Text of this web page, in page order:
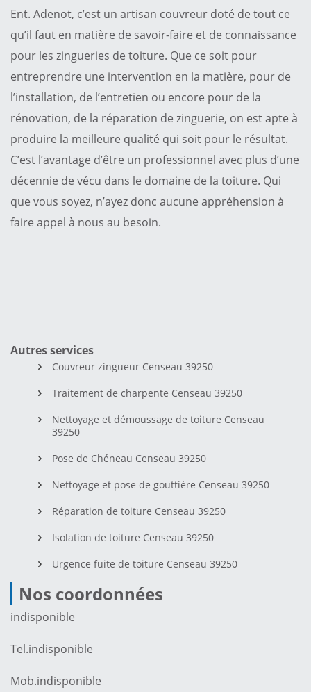
Ent. Adenot, c’est un artisan couvreur doté de tout ce
qu’il faut en matière de savoir-faire et de connaissance
pour les zingueries de toiture. Que ce soit pour
entreprendre une intervention en la matière, pour de
l’installation, de l’entretien ou encore pour de la
rénovation, de la réparation de zinguerie, on est apte à
produire la meilleure qualité qui soit pour le résultat.
C’est l’avantage d’être un professionnel avec plus d’une
décennie de vécu dans le domaine de la toiture. Qui
que vous soyez, n’ayez donc aucune appréhension à
faire appel à nous au besoin.
Autres services
Couvreur zingueur Censeau 39250
Traitement de charpente Censeau 39250
Nettoyage et démoussage de toiture Censeau
39250
Pose de Chéneau Censeau 39250
Nettoyage et pose de gouttière Censeau 39250
Réparation de toiture Censeau 39250
Isolation de toiture Censeau 39250
Urgence fuite de toiture Censeau 39250
Nos coordonnées
indisponible
Tel.indisponible
Mob.indisponible